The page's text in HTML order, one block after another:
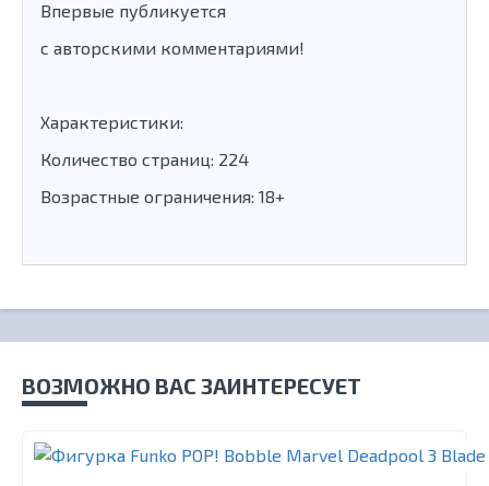
Впервые публикуется
с авторскими комментариями!
Характеристики:
Количество страниц: 224
Возрастные ограничения: 18+
ВОЗМОЖНО ВАС ЗАИНТЕРЕСУЕТ